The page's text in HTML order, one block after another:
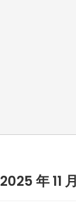
2025 年 11 月